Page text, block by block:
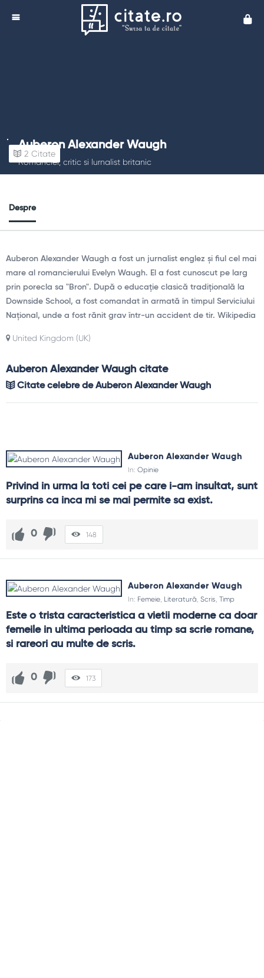
Auberon Alexander Waugh
Romancier, critic si lurnalist britanic
2 Citate
Despre
Auberon Alexander Waugh a fost un jurnalist englez și fiul cel mai
mare al romancierului Evelyn Waugh. El a fost cunoscut pe larg
prin porecla sa "Bron". După o educație clasică tradițională la
Downside School, a fost comandat în armată în timpul Serviciului
Național, unde a fost rănit grav într-un accident de tir. Wikipedia
United Kingdom (UK)
Auberon Alexander Waugh citate
Citate celebre de Auberon Alexander Waugh
Auberon Alexander Waugh
In: Opinie
Privind in urma la toti cei pe care i-am insultat, sunt
surprins ca inca mi se mai permite sa exist.
0 148
Auberon Alexander Waugh
In: Femeie, Literatură, Scris, Timp
Este o trista caracteristica a vietii moderne ca doar
femeile in ultima perioada au timp sa scrie romane,
si rareori au multe de scris.
0 173